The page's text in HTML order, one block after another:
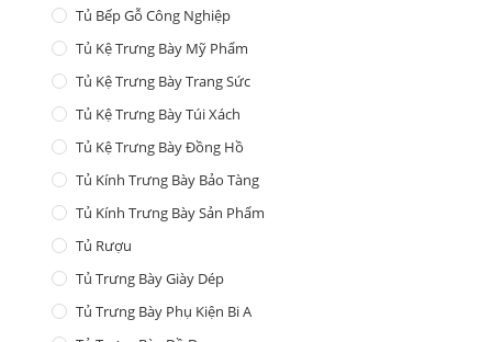
Tủ Bếp Gỗ Công Nghiệp
Tủ Kệ Trưng Bày Mỹ Phẩm
Tủ Kệ Trưng Bày Trang Sức
Tủ Kệ Trưng Bày Túi Xách
Tủ Kệ Trưng Bày Đồng Hồ
Tủ Kính Trưng Bày Bảo Tàng
Tủ Kính Trưng Bày Sản Phẩm
Tủ Rượu
Tủ Trưng Bày Giày Dép
Tủ Trưng Bày Phụ Kiện Bi A